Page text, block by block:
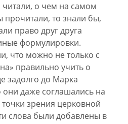
читали, о чем на самом
прочитали, то знали бы,
право друг друга
формулировки.
что можно не только с
правильно учить о
задолго до Марка
даже соглашались на
зрения церковной
слова были добавлены в